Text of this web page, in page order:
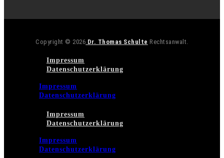
Copyright © 2026 Dr. Thomas Schulte Rechtsanwalt.
Impressum
Datenschutzerklärung
Impressum
Datenschutzerklärung
Impressum
Datenschutzerklärung
Impressum
Datenschutzerklärung